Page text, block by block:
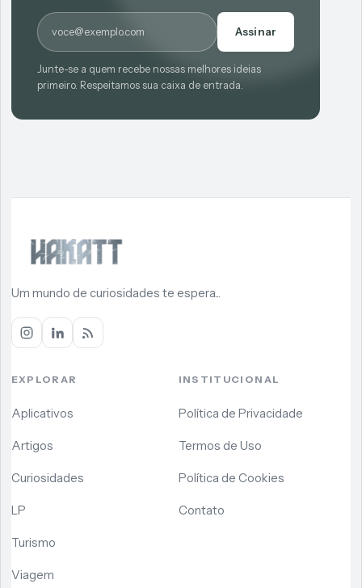
E-mail
Assinar
Junte-se a quem recebe nossas melhores ideias
primeiro. Respeitamos sua caixa de entrada.
Um mundo de curiosidades te espera...
EXPLORAR
Aplicativos
Artigos
Curiosidades
LP
Turismo
Viagem
INSTITUCIONAL
Política de Privacidade
Termos de Uso
Política de Cookies
Contato